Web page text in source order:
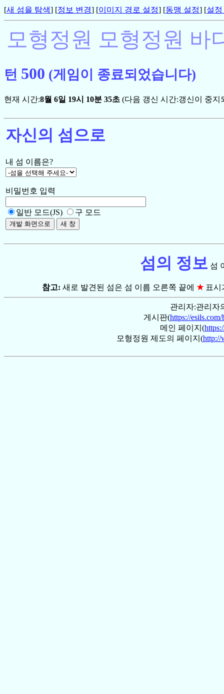
[새 섬을 탐색] [정보 변경] [이미지 경로 설정] [동맹 설정] [설
모형정원 모형정원 바
턴 500 (게임이 종료되었습니다)
현재 시간:8월 6일 19시 10분 35초 (다음 갱신 시간:갱신이 중지
자신의 섬으로
내 섬 이름은?
비밀번호 입력
일반 모드(JS) 구 모드
섬의 정보 섬
참고: 새로 발견된 섬은 섬 이름 오른쪽 끝에 ★표시
관리자:관리자
게시판(https://
메인 페이지(
모형정원 제도의 페이지(http://